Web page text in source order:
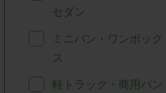
セダン
ミニバン・ワンボック
ス
軽トラック・商用バン